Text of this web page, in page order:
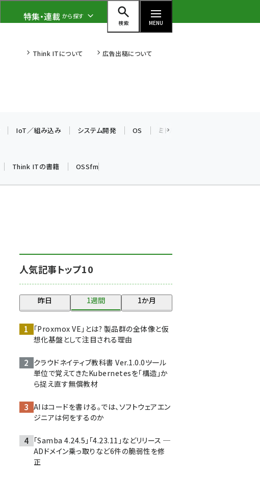
Think ITについて 広告出稿について
検索 MENU
特集・連載 から探す
た勝利の絆～ (2308)
北海道をのんびり旅する晴山佳須
ai crunch (1348)
IoT／組み込み システム開発 OS ミドルウェア
Think ITの書籍 OSSfm
人気記事トップ10
昨日 1週間 1か月
「Proxmox VE」とは? 製品群の全体像と仮
想化基盤として注目される理由
クラウドネイティブ教科書 Ver.1.0.0――ツール
単位で覚えてきたKubernetesを「構造」か
ら捉え直す無償教材
AIはコードを書ける。では、ソフトウェアエン
ジニアは何をするのか
「Samba 4.24.5」「4.23.11」などリリース ─
ADドメイン乗っ取りなど6件の脆弱性を修
正